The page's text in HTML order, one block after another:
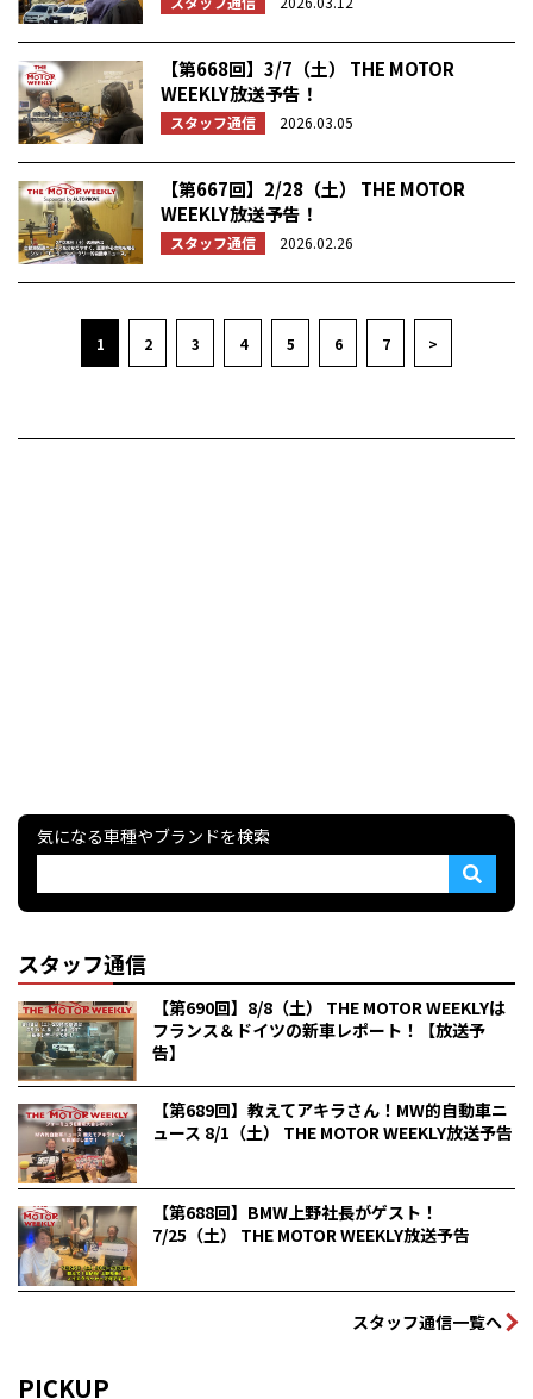
【第668回】3/7（土） THE MOTOR
WEEKLY放送予告！
スタッフ通信 2026.03.05
【第667回】2/28（土） THE MOTOR
WEEKLY放送予告！
スタッフ通信 2026.02.26
1 2 3 4 5 6 7 >
気になる車種やブランドを検索
スタッフ通信
【第690回】8/8（土） THE MOTOR WEEKLYは
フランス＆ドイツの新車レポート！【放送予
告】
【第689回】教えてアキラさん！MW的自動車ニ
ュース 8/1（土） THE MOTOR WEEKLY放送予告
【第688回】BMW上野社長がゲスト！
7/25（土） THE MOTOR WEEKLY放送予告
スタッフ通信一覧へ
PICKUP